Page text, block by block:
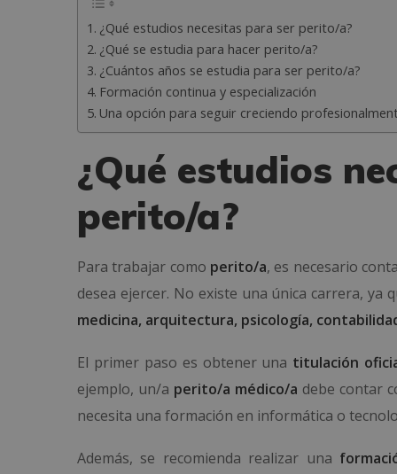
¿Qué estudios necesitas para ser perito/a?
¿Qué se estudia para hacer perito/a?
¿Cuántos años se estudia para ser perito/a?
Formación continua y especialización
Una opción para seguir creciendo
¿Qué estudios
perito/a?
Para trabajar como perito/a, es necesario
desea ejercer. No existe una única carrera, ya
medicina, arquitectura, psicología,
El primer paso es obtener una titulación
ejemplo, un/a perito/a médico/a debe contar
necesita una formación en informática o
Además, se recomienda realizar una